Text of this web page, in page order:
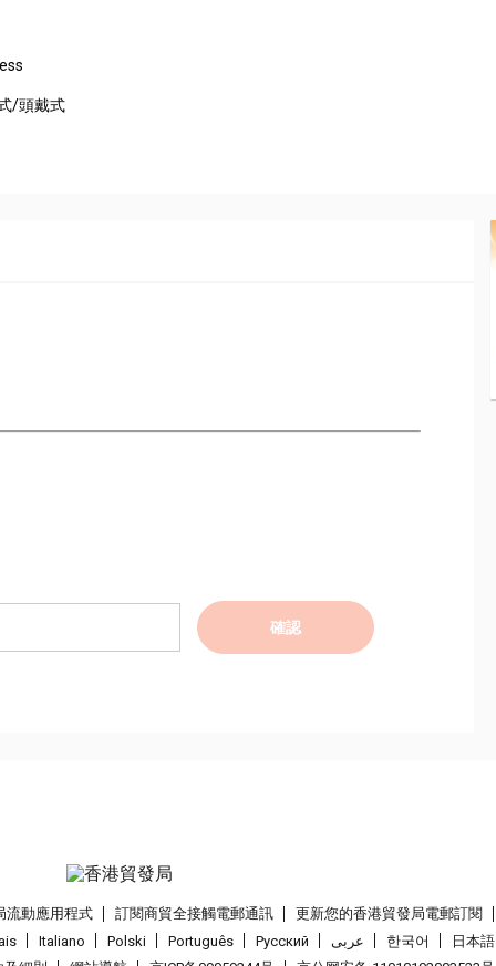
/頭戴式
確認
流動應用程式 訂閱商貿全接觸電郵通訊 更新您的香港貿發局電郵訂閱
Italiano Polski Português Pусский عربى 한국어
日本語